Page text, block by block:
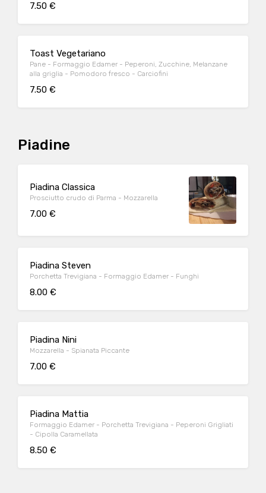
7.50 €
Toast Vegetariano
Pane - Formaggio Edamer - Peperoni, Zucchine, Melanzane
alla griglia - Pomodoro fresco - Carciofini
7.50 €
Piadine
Piadina Classica
Prosciutto crudo di Parma - Mozzarella
7.00 €
Piadina Steven
Porchetta Trevigiana - Formaggio Edamer - Funghi
8.00 €
Piadina Nini
Mozzarella - Spianata Piccante
7.00 €
Piadina Mattia
Formaggio Edamer - Porchetta Trevigiana - Peperoni Grigliati
- Cipolla Caramellata
8.50 €